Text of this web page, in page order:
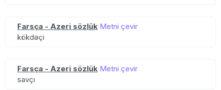
Farsça - Azeri sözlük Metni çevir
kökdəçi
Farsça - Azeri sözlük Metni çevir
savçı